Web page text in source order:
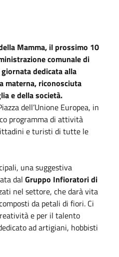
Mamma, il prossimo 10
comunale di
dedicata alla
materna, riconosciuta
e della società.
dell’Unione Europea, in
programma di attività
e turisti di tutte le
una suggestiva
dal Gruppo Infioratori di
nel settore, che darà vita
da petali di fiori. Ci
e per il talento
ad artigiani, hobbisti